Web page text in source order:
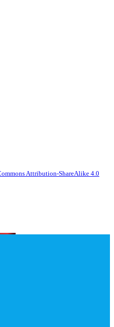
Attribution-ShareAlike 4.0